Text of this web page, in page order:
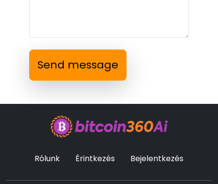
Send message
Rólunk Érintkezés Bejelentkezés